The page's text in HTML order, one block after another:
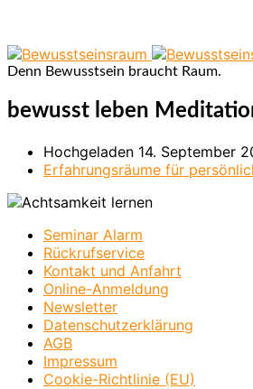
Denn Bewusstsein braucht Raum.
bewusst leben
Hochgeladen 14. September
Erfahrungsräume für
Seminar Alarm
Rückrufservice
Kontakt und Anfahrt
Online-Anmeldung
Newsletter
Datenschutzerklärung
AGB
Impressum
Cookie-Richtlinie (EU)